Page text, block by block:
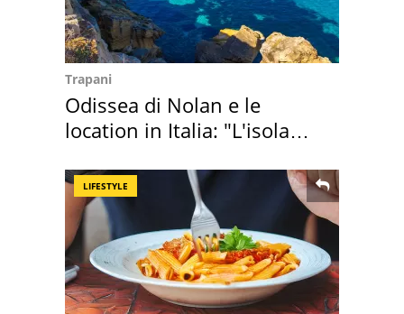
Trapani
Odissea di Nolan e le
location in Italia: "L'isola
LIFESTYLE